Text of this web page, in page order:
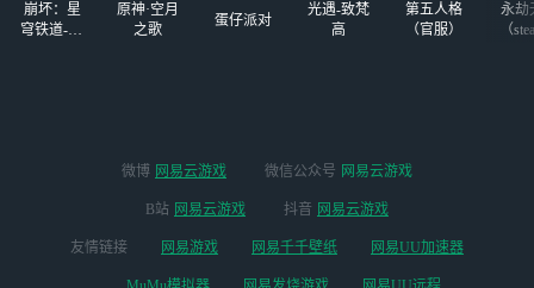
崩坏：星
穹铁道-4.4
原神·空月
之歌
蛋仔派对
光遇-致梵
高
第五人格
（官服）
永劫
（
微博 网易云游戏 微信公众号 网易云游戏
B站 网易云游戏 抖音 网易云游戏
友情链接 网易游戏 网易千千壁纸 网易UU加速器